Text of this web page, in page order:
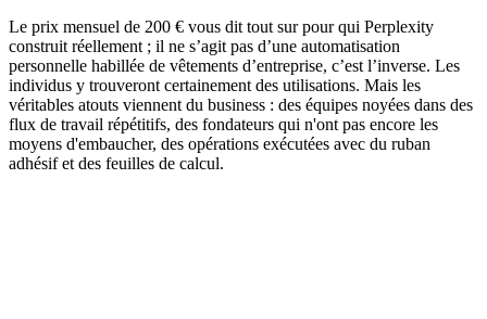
Le prix mensuel de 200 € vous dit tout sur pour qui Perplexity
construit réellement ; il ne s’agit pas d’une automatisation
personnelle habillée de vêtements d’entreprise, c’est l’inverse. Les
individus y trouveront certainement des utilisations. Mais les
véritables atouts viennent du business : des équipes noyées dans des
flux de travail répétitifs, des fondateurs qui n'ont pas encore les
moyens d'embaucher, des opérations exécutées avec du ruban
adhésif et des feuilles de calcul.